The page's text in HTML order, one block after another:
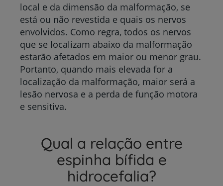
local e da dimensão da malformação, se
está ou não revestida e quais os nervos
envolvidos. Como regra, todos os nervos
que se localizam abaixo da malformação
estarão afetados em maior ou menor grau.
Portanto, quando mais elevada for a
localização da malformação, maior será a
lesão nervosa e a perda de função motora
e sensitiva.
Qual a relação entre
espinha bífida e
hidrocefalia?